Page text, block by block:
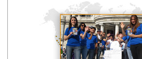
ABONNER PÅ